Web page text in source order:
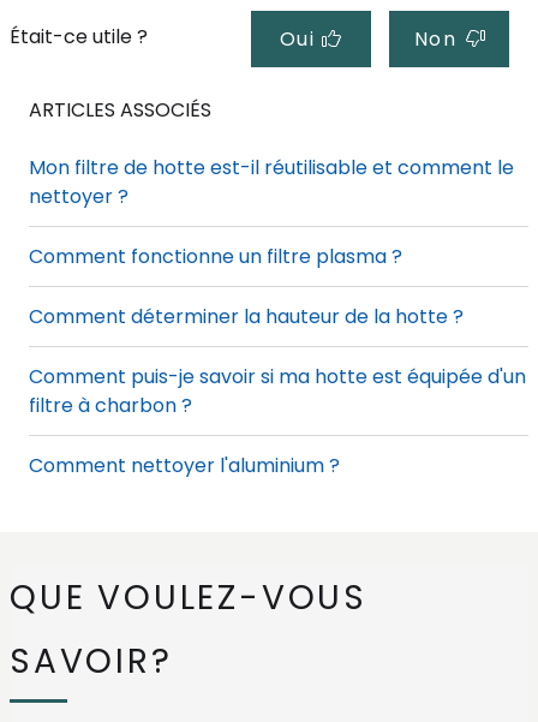
Était-ce utile ? Oui Non
ARTICLES ASSOCIÉS
Mon filtre de hotte est-il réutilisable et comment le
nettoyer ?
Comment fonctionne un filtre plasma ?
Comment déterminer la hauteur de la hotte ?
Comment puis-je savoir si ma hotte est équipée d'un
filtre à charbon ?
Comment nettoyer l'aluminium ?
Comment nettoyer ma hotte ?
Comment réinitialiser le voyant du filtre à graisse de
la hotte ?
QUE VOULEZ-VOUS
SAVOIR?